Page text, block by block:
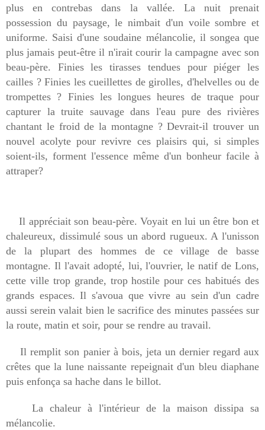
plus en contrebas dans la vallée. La nuit prenait
possession du paysage, le nimbait d'un voile sombre et
uniforme. Saisi d'une soudaine mélancolie, il songea que
plus jamais peut-être il n'irait courir la campagne avec son
beau-père. Finies les tirasses tendues pour piéger les
cailles ? Finies les cueillettes de girolles, d'helvelles ou de
trompettes ? Finies les longues heures de traque pour
capturer la truite sauvage dans l'eau pure des rivières
chantant le froid de la montagne ? Devrait-il trouver un
nouvel acolyte pour revivre ces plaisirs qui, si simples
soient-ils, forment l'essence même d'un bonheur facile à
attraper?
Il appréciait son beau-père. Voyait en lui un être bon et
chaleureux, dissimulé sous un abord rugueux. A l'unisson
de la plupart des hommes de ce village de basse
montagne. Il l'avait adopté, lui, l'ouvrier, le natif de Lons,
cette ville trop grande, trop hostile pour ces habitués des
grands espaces. Il s'avoua que vivre au sein d'un cadre
aussi serein valait bien le sacrifice des minutes passées sur
la route, matin et soir, pour se rendre au travail.
Il remplit son panier à bois, jeta un dernier regard aux
crêtes que la lune naissante repeignait d'un bleu diaphane
puis enfonça sa hache dans le billot.
La chaleur à l'intérieur de la maison dissipa sa
mélancolie.